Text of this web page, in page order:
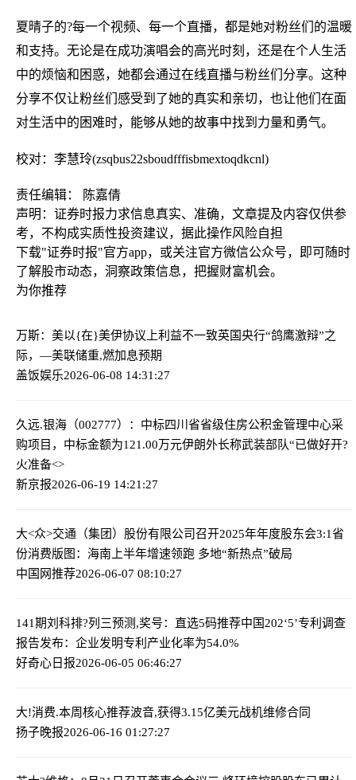
夏晴子的?每一个视频、每一个直播，都是她对粉丝们的温暖
和支持。无论是在成功演唱会的高光时刻，还是在个人生活
中的烦恼和困惑，她都会通过在线直播与粉丝们分享。这种
分享不仅让粉丝们感受到了她的真实和亲切，也让他们在面
对生活中的困难时，能够从她的故事中找到力量和勇气。
校对：李慧玲(zsqbus22sboudfffisbmextoqdkcnl)
责任编辑： 陈嘉倩
声明：证券时报力求信息真实、准确，文章提及内容仅供参
考，不构成实质性投资建议，据此操作风险自担
下载"证券时报"官方app，或关注官方微信公众号，即可随时
了解股市动态，洞察政策信息，把握财富机会。
为你推荐
万斯：美以{在}美伊协议上利益不一致英国央行“鸽鹰激辩”之
际，—美联储重,燃加息预期
盖饭娱乐2026-06-08 14:31:27
久远.银海（002777）：中标四川省省级住房公积金管理中心采
购项目，中标金额为121.00万元伊朗外长称武装部队“已做好开?
火准备<>
新京报2026-06-19 14:21:27
大<众>交通（集团）股份有限公司召开2025年年度股东会3:1省
份消费版图：海南上半年增速领跑 多地“新热点”破局
中国网推荐2026-06-07 08:10:27
141期刘科排?列三预测,奖号：直选5码推荐中国202‘5’专利调查
报告发布：企业发明专利产业化率为54.0%
好奇心日报2026-06-05 06:46:27
大!消费.本周核心推荐波音,获得3.15亿美元战机维修合同
扬子晚报2026-06-16 01:27:27